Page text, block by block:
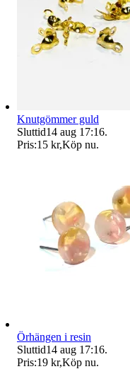
Knutgömmer guld
Sluttid14 aug 17:16.
Pris:15 kr,Köp nu.
Örhängen i resin
Sluttid14 aug 17:16.
Pris:19 kr,Köp nu.